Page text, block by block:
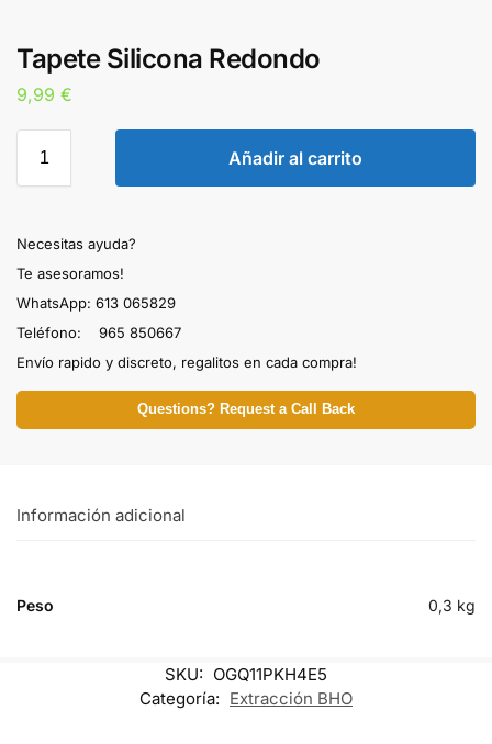
Tapete Silicona Redondo
9,99 €
Añadir al carrito
Necesitas ayuda?
Te asesoramos!
WhatsApp: 613 065829
Teléfono: 965 850667
Envío rapido y discreto, regalitos en cada compra!
Questions? Request a Call Back
Información adicional
Peso 0,3 kg
SKU: OGQ11PKH4E5
Categoría: Extracción BHO